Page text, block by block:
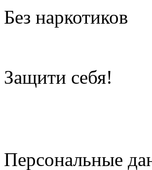
Без наркотиков
Защити себя!
Персональные